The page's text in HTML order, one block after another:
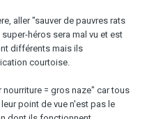
aller "sauver de pauvres rats
héros sera mal vu et est
différents mais ils
courtoise.
= gros naze" car tous
point de vue n'est pas le